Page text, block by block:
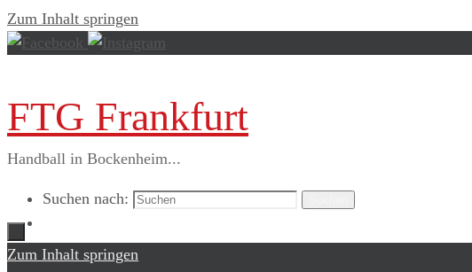
Zum Inhalt springen
FTG Frankfurt
Handball in Bockenheim...
Suchen nach:
Zum Inhalt springen